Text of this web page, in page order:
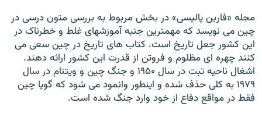
مجله «فارین پالیسی» در بخش مربوط به بررسی متون درسی در
چین می نویسد که مهمترین جنبه آموزشهای غلط و خطرناک در
این کشور جعل تاریخ است. کتاب های تاریخ در چین سعی می
کنند چهره ای مظلوم و فروتن از قدرت این کشور ارائه دهند.
اشغال ناحیه تبت در سال ۱۹۵۰ و جنگ چین و ویتنام در سال
۱۹۷۹ به کلی حذف شده و اینطور وانمود می شود که گویا چین
فقط در مواقع دفاع از خود وارد جنگ شده است.